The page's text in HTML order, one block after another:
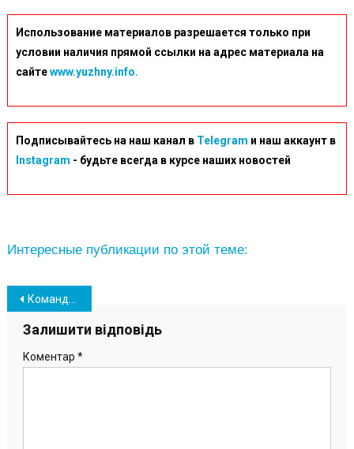
Использование материалов разрешается только при
условии наличия прямой ссылки на адрес материала на
сайтеwww.yuzhny.info.
Подписывайтесь на наш канал в Telegram и наш аккаунт в
Instagram - будьте всегда в курсе наших новостей
Интересные публикации по этой теме:
Навігація
записів
Команда Суперлиги СК “Химик” уходит на карантин: матчи перенесены
Залишити відповідь
Коментар *